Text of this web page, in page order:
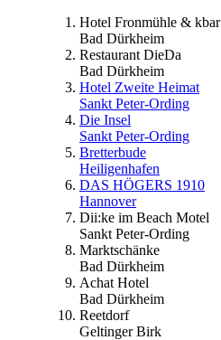
Hotel Fronmühle & kbar
Bad Dürkheim
Restaurant DieDa
Bad Dürkheim
Hotel Zweite Heimat
Sankt Peter-Ording
Die Insel
Sankt Peter-Ording
Bretterbude
Heiligenhafen
DAS HÖGERS 1910
Hannover
Dii:ke im Beach Motel
Sankt Peter-Ording
Marktschänke
Bad Dürkheim
Achat Hotel
Bad Dürkheim
Reetdorf
Geltinger Birk